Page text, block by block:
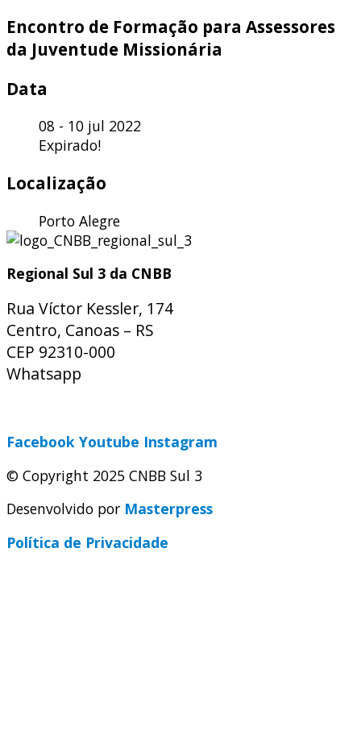
Encontro de Formação para Assessores
da Juventude Missionária
Data
08 - 10 jul 2022
Expirado!
Localização
Porto Alegre
Regional Sul 3 da CNBB
Rua Víctor Kessler, 174
Centro, Canoas – RS
CEP 92310-000
Whatsapp
Facebook Youtube Instagram
© Copyright 2025 CNBB Sul 3
Desenvolvido por Masterpress
Política de Privacidade